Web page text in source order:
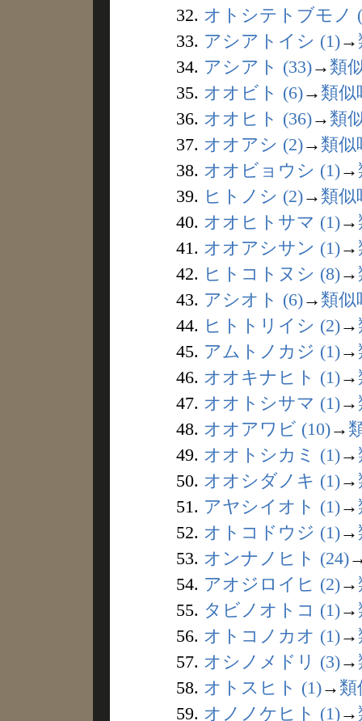
32. オトシテトブモノ
33. アシアトイシ (1)→
34. アシアト (33)→ 類
35. オオビト (6)→ 類似
36. オオヒト (36)→ 類
37. オオアシ (2)→ 類似
38. オオビョウシ (1)→
39. ヒトノシ (2)→ 類似
40. オオヒトサマ (1)→
41. オオアシサン (1)→
42. ヒトコトヌシ (8)→
43. アシオト (6)→ 類似
44. ヒトトリイシ (2)→
45. アムトノカジ (1)→
46. オオキナヒト (1)→
47. オオトシサマ (1)→
48. オオアワビ (10)→
49. オオトシカミ (1)→
50. オオシダノキ (1)→
51. アヤシイオト (1)→
52. オトコドウジ (1)→
53. オンナノヒト (24)
54. アオジロイヒ (2)→
55. タビノオトコ (1)→
56. オトコノカオ (1)→
57. オシノメドリ (3)→
58. オトスヒト (1)→ 類
59. オノノケヒト (1)→